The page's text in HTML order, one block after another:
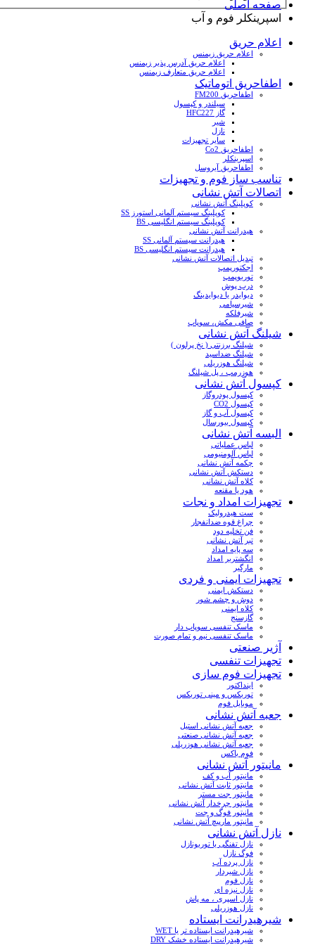
صفحه اصلی
اسپرینکلر فوم و آب
اعلام حریق
اعلام حریق زیمنس
اعلام حریق آدرس پذیر زیمنس
اعلام حریق متعارف زیمنس
اطفاحریق اتوماتیک
اطفاحریق FM200
سیلندر و کپسول
گاز HFC227
شیر
نازل
سایر تجهیزات
اطفاحریق Co2
اسپرینکلر
اطفاحریق آیروسل
تناسب ساز فوم و تجهیزات
اتصالات آتش نشانی
کوپلینگ آتش نشانی
کوپلینگ سیستم آلمانی استورز SS
کوپلینگ سیستم انگلیسی BS
هیدرانت آتش نشانی
هیدرانت سیستم آلمانی SS
هیدرانت سیستم انگلیسی BS
تبدیل اتصالات آتش نشانی
اجکتورپمپ
توربوپمپ
درب پوش
دیوایدر یا دیوایدینگ
شیرسیامی
شیرفلکه
صافی مکش، سوپاپ
شیلنگ آتش نشانی
شیلنگ برزنتی ( نخ پرلون )
شیلنگ ضداسید
شیلنگ هوزریلی
هوزرمپ ، پل شیلنگ
کپسول آتش نشانی
کپسول پودروگاز
کپسول CO2
کپسول آب و گاز
کپسول بیورسال
البسه آتش نشانی
لباس عملیاتی
لباس آلومنیومی
چکمه آتش نشانی
دستکش آتش نشانی
کلاه آتش نشانی
هود یا مقنعه
تجهیزات امداد و نجات
ست هیدرولیک
چراغ قوه ضدانفجار
فن تخلیه دود
تبر آتش نشانی
سه پایه امداد
انگشتربر امداد
مارگیر
تجهیزات ایمنی و فردی
دستکش ایمنی
دوش و چشم شور
کلاه ایمنی
گازسنج
ماسک تنفسی سوپاپ دار
ماسک تنفسی نیم و تمام صورت
آژیر صنعتی
تجهیزات تنفسی
تجهیزات فوم سازی
اینداکتور
توربکس و مینی توربکس
موبایل فوم
جعبه آتش نشانی
جعبه آتش نشانی استیل
جعبه آتش نشانی صنعتی
جعبه آتش نشانی هوزریلی
فوم باکس
مانیتور آتش نشانی
مانیتور آب و کف
مانیتور ثابت آتش نشانی
مانیتور جت مستر
مانیتور چرخدار آتش نشانی
مانیتور فوگ و جت
مانیتور مارپیچ آتش نشانی
نازل آتش نشانی
نازل تفنگی یا توربونازل
فوگ نازل
نازل پرده آب
نازل شیردار
نازل فوم
نازل نیزه ای
نازل اسپری ، مه پاش
نازل هوزریلی
شیرهیدرانت ایستاده
شیرهیدرانت ایستاده تر یا WET
شیرهیدرانت ایستاده خشک DRY